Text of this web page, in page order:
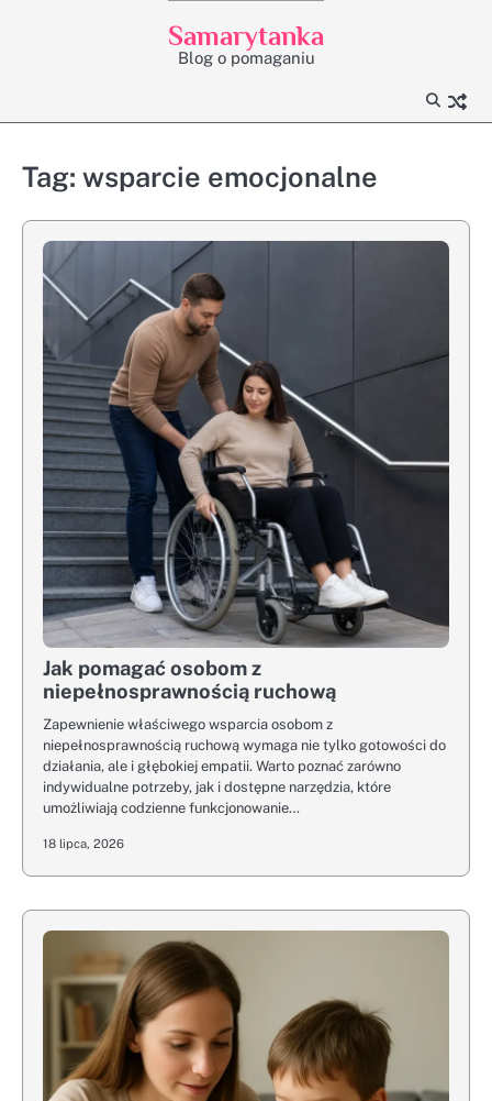
Samarytanka
Blog o pomaganiu
Tag: wsparcie emocjonalne
Jak pomagać osobom z
niepełnosprawnością ruchową
Zapewnienie właściwego wsparcia osobom z
niepełnosprawnością ruchową wymaga nie tylko gotowości do
działania, ale i głębokiej empatii. Warto poznać zarówno
indywidualne potrzeby, jak i dostępne narzędzia, które
umożliwiają codzienne funkcjonowanie…
18 lipca, 2026